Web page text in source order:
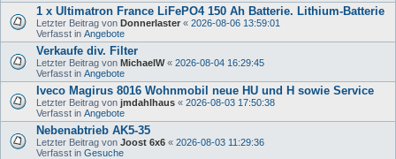
1 x Ultimatron France LiFePO4 150 Ah Batterie. Lithium-Batterie
Letzter Beitrag von Donnerlaster « 2026-08-06 13:59:01
Verfasst in Angebote
Verkaufe div. Filter
Letzter Beitrag von MichaelW« 2026-08-04 16:29:45
Verfasst in Angebote
Iveco Magirus 8016 Wohnmobil neue HU und H sowie Service
Letzter Beitrag von jmdahlhaus « 2026-08-03 17:50:38
Verfasst in Angebote
Nebenabtrieb AK5-35
Letzter Beitrag von Joost 6x6 « 2026-08-03 11:29:36
Verfasst in Gesuche